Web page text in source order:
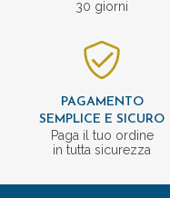
30 giorni
PAGAMENTO
SEMPLICE E SICURO
Paga il tuo ordine
in tutta sicurezza